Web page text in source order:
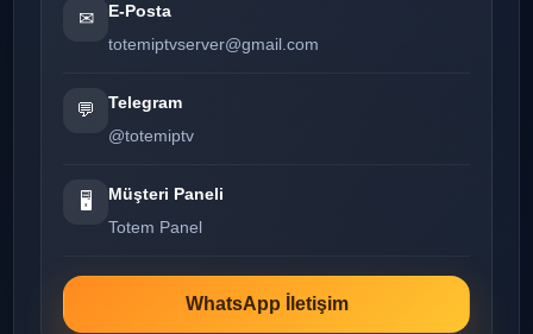
✉
E-Posta
totemiptvserver@gmail.com
💬
Telegram
@totemiptv
🖥️
Müşteri Paneli
Totem Panel
WhatsApp İletişim